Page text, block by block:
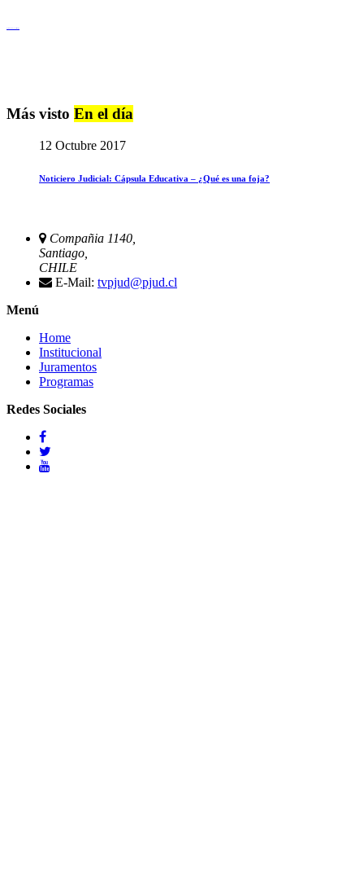
Más visto En el día
12 Octubre 2017
Noticiero Judicial: Cápsula Educativa – ¿Qué es una foja?
Compañia 1140,
Santiago,
CHILE
E-Mail: tvpjud@pjud.cl
Menú
Home
Institucional
Juramentos
Programas
Redes Sociales